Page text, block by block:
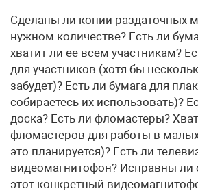
Сделаны ли копии раздаточных
нужном количестве? Есть ли
хватит ли ее всем участникам?
для участников (хотя бы
забудет)? Есть ли бумага для
собираетесь их использовать)?
доска? Есть ли фломастеры?
фломастеров для работы в
это планируется)? Есть ли
видеомагнитофон? Исправны ли
этот конкретный